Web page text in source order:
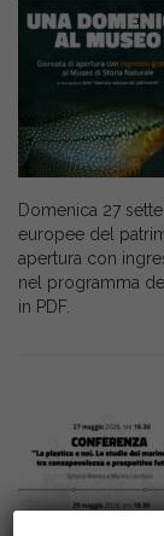
Domenica 27
europee del
apertura con
nel programma
in PDF.